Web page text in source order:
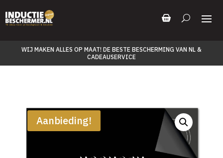
WIJ MAKEN ALLES OP MAAT! DE BESTE BESCHERMING VAN NL &
CADEAUSERVICE
Aanbieding!